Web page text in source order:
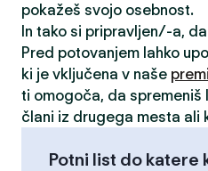
pokažeš svojo osebnost.
In tako si pripravljen/-a,
Pred potovanjem lahko
ki je vključena v naše
ti omogoča, da spremeniš
člani iz drugega mesta ali
Potni list do katere